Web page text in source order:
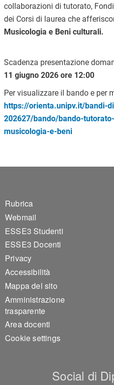
collaborazioni di tutorato,
dei Corsi di laurea che
Musicologia e Beni culturali.
Scadenza presentazione
11 giugno 2026 ore 12:00
Per visualizzare il bando e per
https://orienta.unipv.it/bandi-
202627/bando/bando-
musicologia-e-beni
Footer 1
Rubrica
Webmail
ESSE3 Studenti
ESSE3 Docenti
Privacy
Accessibilità
Mappa del sito
Amministrazione
trasparente
Area docenti
Cookie settings
Social di